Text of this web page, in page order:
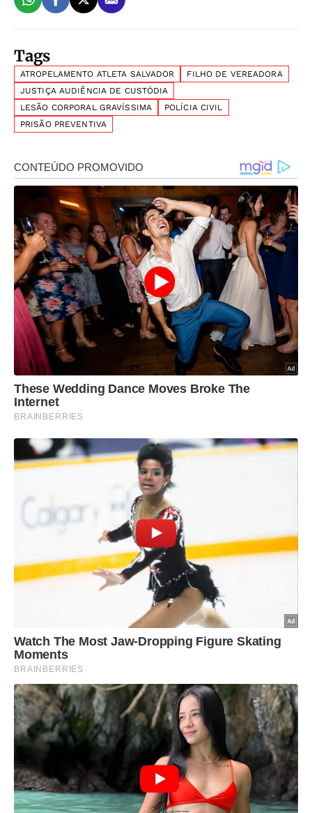
Tags
ATROPELAMENTO ATLETA SALVADOR
FILHO DE VEREADORA
JUSTIÇA AUDIÊNCIA DE CUSTÓDIA
LESÃO CORPORAL GRAVÍSSIMA
POLÍCIA CIVIL
PRISÃO PREVENTIVA